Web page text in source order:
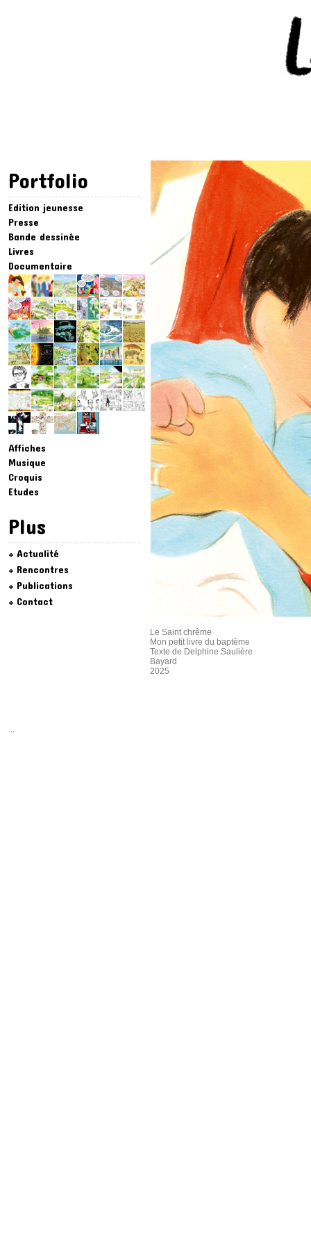
Portfolio
Edition jeunesse
Presse
Bande dessinée
Livres
Documentaire
Affiches
Musique
Croquis
Etudes
Plus
Actualité
Rencontres
Publications
Contact
Le Saint chrême
Mon petit livre du baptême
Texte de Delphine Saulière
Bayard
2025
...